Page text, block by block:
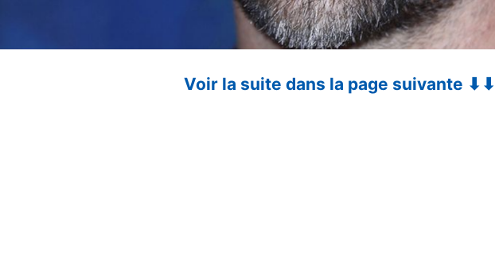
Voir la suite dans la page suivante ⬇⬇